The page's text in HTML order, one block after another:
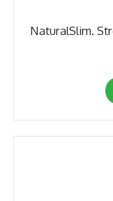
NaturalSlim.